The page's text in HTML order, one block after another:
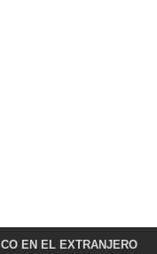
EN EL EXTRANJERO